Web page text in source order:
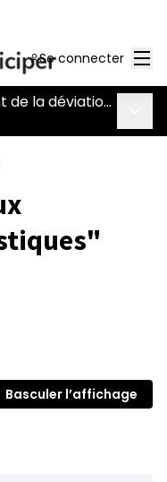
Se connecter
Concertation sur le doublement de la déviation de Chaumes-en-Retz - route Nantes-Pornic
Basculer l’affichage